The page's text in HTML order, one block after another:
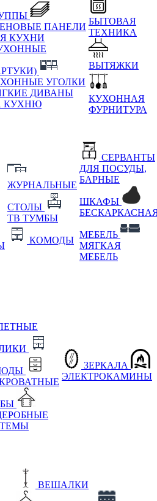
ПАНЕЛИ
КУХНИ
УГОЛКИ
ДИВАНЫ
КУХНЮ
БЫТОВАЯ
ТЕХНИКА
ВЫТЯЖКИ
КУХОННАЯ
ФУРНИТУРА
ЖУРНАЛЬНЫЕ
СТОЛЫ
ТВ ТУМБЫ
КОМОДЫ
СЕРВАНТЫ
ДЛЯ ПОСУДЫ,
БАРНЫЕ
ШКАФЫ
МЕБЕЛЬ
МЯГКАЯ
МЕБЕЛЬ
ЗЕРКАЛА
ЭЛЕКТРОКАМИНЫ
ВЕШАЛКИ